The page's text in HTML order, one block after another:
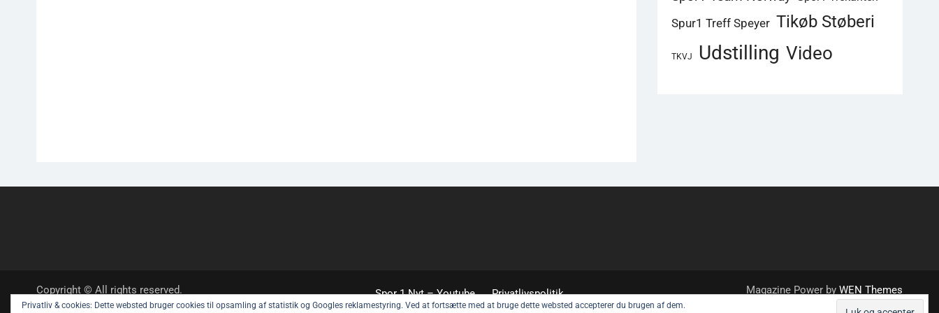
Spur1 Treff Speyer Tikøb Støberi
TKVJ Udstilling Video
Copyright © All rights reserved. Spor 1 Nyt – Youtube
Privatlivspolitik
Magazine Power by WEN Themes
Privatliv & cookies: Dette websted bruger cookies til opsamling af statistik og Googles reklamestyring. Ved at fortsætte med at bruge dette websted accepterer du brugen af ​​dem.